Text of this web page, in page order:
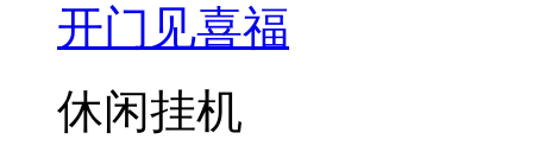
开门见喜福
休闲挂机